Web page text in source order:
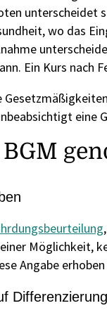
wo das
Ein Kurs nach
eine
Möglichkeit,
Angabe